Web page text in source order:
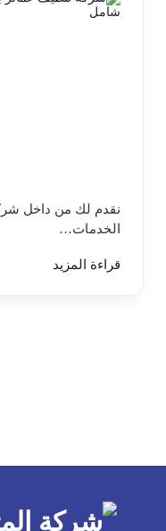
نقدم لك من داخل
الخدمات…
قراءة المزيد